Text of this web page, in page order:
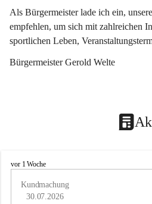
Als Bürgermeister lade ich ein,
empfehlen, um sich mit zahlreichen
sportlichen Leben,
Bürgermeister Gerold Welte
L
vor 1 Woche
Kundmachung
30.07.2026